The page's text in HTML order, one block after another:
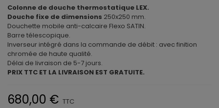
Colonne de douche thermostatique LEX.
Douche fixe de dimensions 250x250 mm.
Douchette mobile anti-calcaire Flexo SATIN.
Barre télescopique.
Inverseur intégré dans la commande de débit : avec finition
chromée de haute qualité.
Délai de livraison de 5-7 jours.
PRIX TTC ET LA LIVRAISON EST GRATUITE.
680,00 € TTC